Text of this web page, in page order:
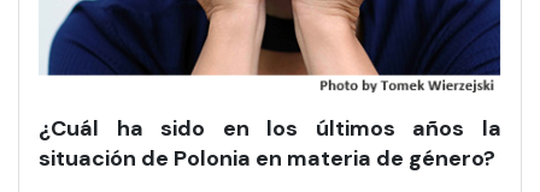
¿Cuál ha sido en los últimos años la
situación de Polonia en materia de género?